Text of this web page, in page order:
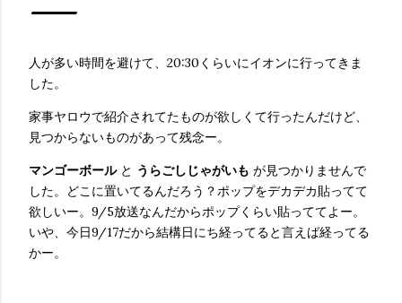
人が多い時間を避けて、20:30くらいにイオンに行ってきま
した。
家事ヤロウで紹介されてたものが欲しくて行ったんだけど、
見つからないものがあって残念ー。
マンゴーボール と うらごしじゃがいも が見つかりませんで
した。どこに置いてるんだろう？ポップをデカデカ貼ってて
欲しいー。9/5放送なんだからポップくらい貼っててよー。
いや、今日9/17だから結構日にち経ってると言えば経ってる
かー。